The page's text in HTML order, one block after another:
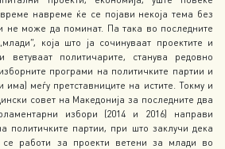
навреме ќе се појави некоја тема без
не може да поминат. Па така во последните
која што ја сочинуваат проектите и
ветуваат политичарите, станува редовно
програми на политичките партии и
има) меѓу претставниците на истите. Токму и
совет на Македонија за последните два
избори (2014 и 2016) направи
политичките партии, при што заклучи дека
работи за проекти ветени за млади во